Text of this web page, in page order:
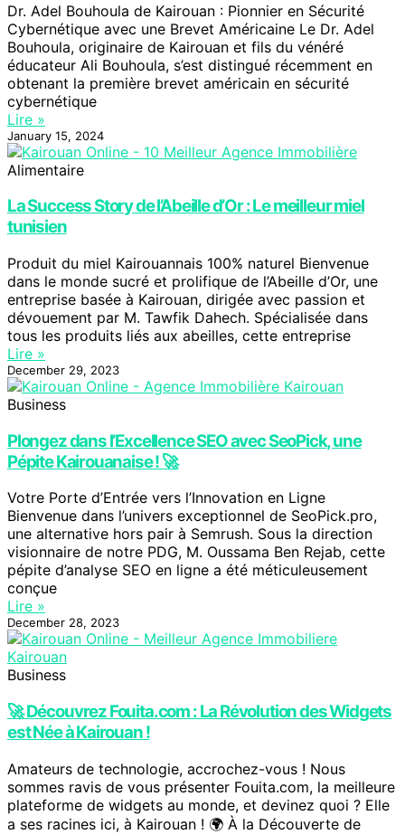
Dr. Adel Bouhoula de Kairouan : Pionnier en Sécurité
Cybernétique avec une Brevet Américaine Le Dr. Adel
Bouhoula, originaire de Kairouan et fils du vénéré
éducateur Ali Bouhoula, s’est distingué récemment en
obtenant la première brevet américain en sécurité
cybernétique
Lire »
January 15, 2024
Alimentaire
La Success Story de l’Abeille d’Or : Le meilleur miel
tunisien
Produit du miel Kairouannais 100% naturel Bienvenue
dans le monde sucré et prolifique de l’Abeille d’Or, une
entreprise basée à Kairouan, dirigée avec passion et
dévouement par M. Tawfik Dahech. Spécialisée dans
tous les produits liés aux abeilles, cette entreprise
Lire »
December 29, 2023
Business
Plongez dans l’Excellence SEO avec SeoPick, une
Pépite Kairouanaise ! 🚀
Votre Porte d’Entrée vers l’Innovation en Ligne
Bienvenue dans l’univers exceptionnel de SeoPick.pro,
une alternative hors pair à Semrush. Sous la direction
visionnaire de notre PDG, M. Oussama Ben Rejab, cette
pépite d’analyse SEO en ligne a été méticuleusement
conçue
Lire »
December 28, 2023
Business
🚀 Découvrez Fouita.com : La Révolution des Widgets
est Née à Kairouan !
Amateurs de technologie, accrochez-vous ! Nous
sommes ravis de vous présenter Fouita.com, la meilleure
plateforme de widgets au monde, et devinez quoi ? Elle
a ses racines ici, à Kairouan ! 🌍 À la Découverte de